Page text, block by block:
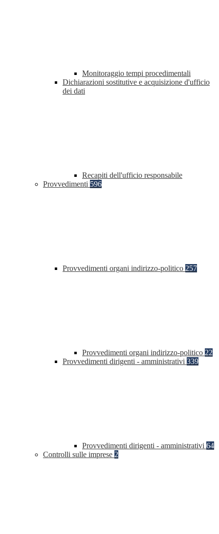
Monitoraggio tempi procedimentali
Dichiarazioni sostitutive e acquisizione d'ufficio
dei dati
Recapiti dell'ufficio responsabile
Provvedimenti 596
Provvedimenti organi indirizzo-politico 257
Provvedimenti organi indirizzo-politico 22
Provvedimenti dirigenti - amministrativi 339
Provvedimenti dirigenti - amministrativi 64
Controlli sulle imprese 2